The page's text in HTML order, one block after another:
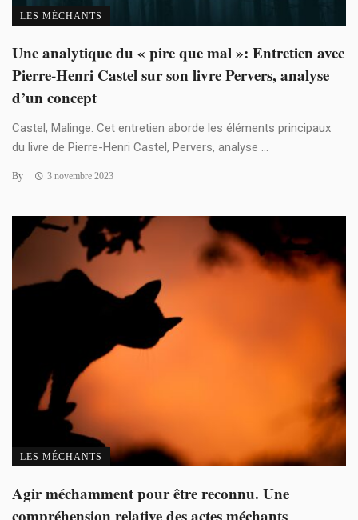
LES MÉCHANTS
Une analytique du « pire que mal »: Entretien avec
Pierre-Henri Castel sur son livre Pervers, analyse
d’un concept
Castel, Malinge. Cet entretien aborde les éléments principaux
du livre de Pierre-Henri Castel, Pervers, analyse ...
By 3 novembre 2023
LES MÉCHANTS
Agir méchamment pour être reconnu. Une